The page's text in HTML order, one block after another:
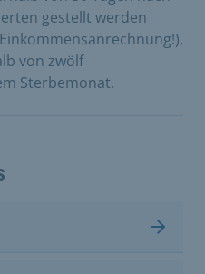
gestellt werden
von zwölf
Sterbemonat.